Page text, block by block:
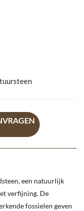
een natuurlijk
verfijning. De
fossielen geven